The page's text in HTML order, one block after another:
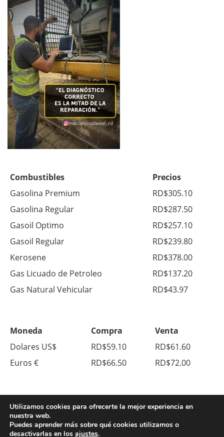
Combustibles
Precios
Gasolina Premium
RD$305.10
Gasolina Regular
RD$287.50
Gasoil Optimo
RD$257.10
Gasoil Regular
RD$239.80
Kerosene
RD$378.00
Gas Licuado de Petroleo
RD$137.20
Gas Natural Vehicular
RD$43.97
Moneda Compra
Venta
Dolares US$
RD$59.10
RD$61.60
Euros €
RD$66.50 RD$72.00
Utilizamos cookies para ofrecerte la mejor experiencia en
nuestra web.
Puedes aprender más sobre qué cookies utilizamos o
desactivarlas en los ajustes.